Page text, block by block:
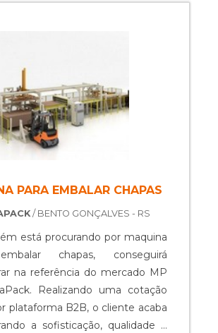
produzida junta-se
PARA EMBALAR CHAPAS
/ BENTO GONÇALVES - RS
está procurando por maquina
chapas, conseguirá
na referência do mercado MP
Realizando uma cotação
plataforma B2B, o cliente acaba
a sofisticação, qualidade e